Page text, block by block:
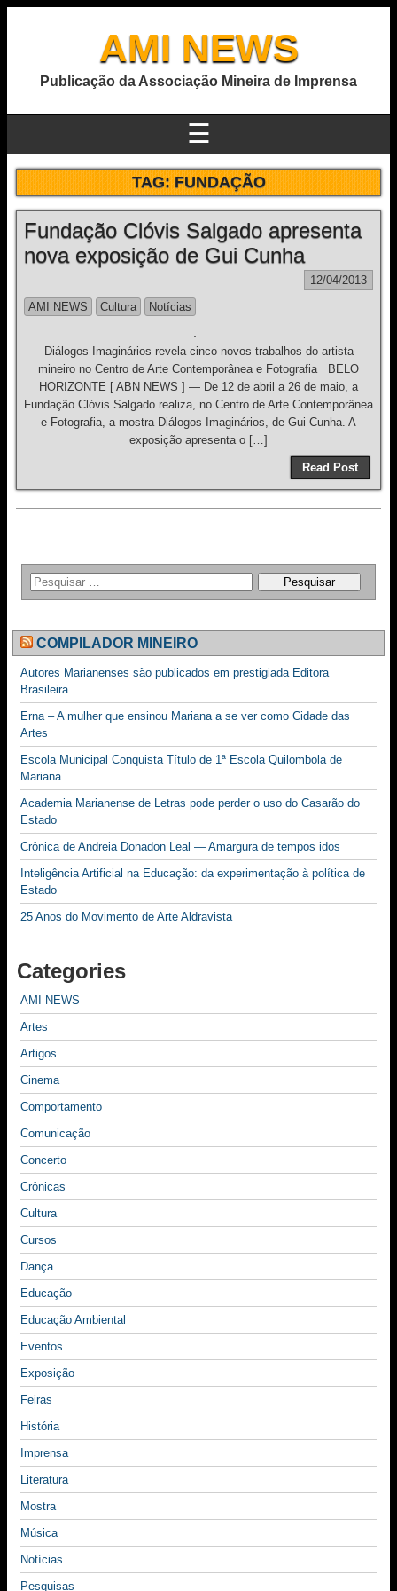
AMI NEWS
Publicação da Associação Mineira de Imprensa
☰
TAG:FUNDAÇÃO
Fundação Clóvis Salgado apresenta
nova exposição de Gui Cunha
12/04/2013
AMI NEWS
Cultura Notícias
Diálogos Imaginários revela cinco novos trabalhos do artista
mineiro no Centro de Arte Contemporânea e Fotografia BELO
HORIZONTE [ ABN NEWS ] — De 12 de abril a 26 de maio, a
Fundação Clóvis Salgado realiza, no Centro de Arte Contemporânea
e Fotografia, a mostra Diálogos Imaginários, de Gui Cunha. A
exposição apresenta o […]
Read Post
COMPILADOR MINEIRO
Autores Marianenses são publicados em prestigiada Editora
Brasileira
Erna – A mulher que ensinou Mariana a se ver como Cidade das
Artes
Escola Municipal Conquista Título de 1ª Escola Quilombola de
Mariana
Academia Marianense de Letras pode perder o uso do Casarão do
Estado
Crônica de Andreia Donadon Leal — Amargura de tempos idos
Inteligência Artificial na Educação: da experimentação à política de
Estado
25 Anos do Movimento de Arte Aldravista
Categories
AMI NEWS
Artes
Artigos
Cinema
Comportamento
Comunicação
Concerto
Crônicas
Cultura
Cursos
Dança
Educação
Educação Ambiental
Eventos
Exposição
Feiras
História
Imprensa
Literatura
Mostra
Música
Notícias
Pesquisas